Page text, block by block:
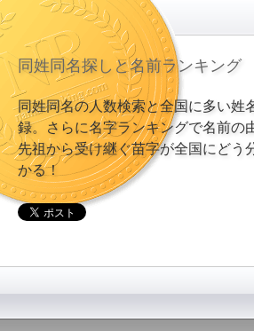
同姓同名探しと名前ランキング
同姓同名の人数検索と全国に多い姓
録。さらに名字ランキングで名前の
先祖から受け継ぐ苗字が全国にどう
かる！